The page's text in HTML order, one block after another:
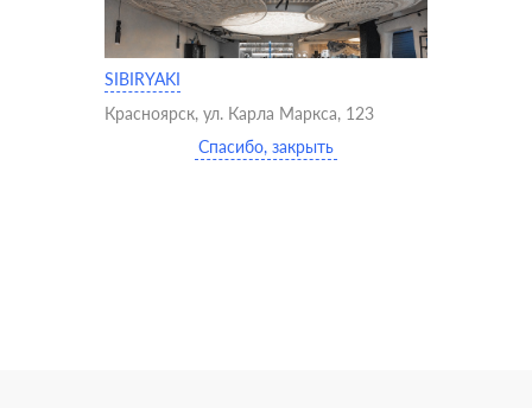
SIBIRYAKI
Красноярск, ул. Карла Маркса, 123
Спасибо, закрыть